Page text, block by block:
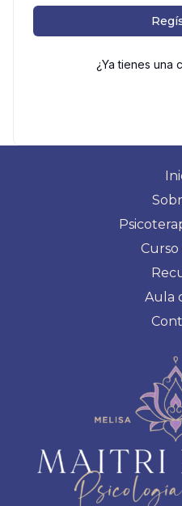
¿Ya tienes una
Aula